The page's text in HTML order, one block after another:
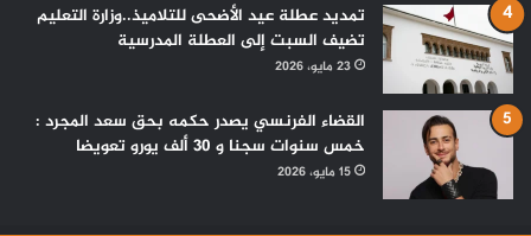
تمديد عطلة عيد الأضحى للتلاميذ..وزارة التعليم
تضيف السبت إلى العطلة المدرسية
23 مايو، 2026
القضاء الفرنسي يصدر حكمه بحق سعد المجرد :
خمس سنوات سجنا و 30 ألف يورو تعويضا
15 مايو، 2026